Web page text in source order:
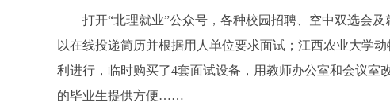
打开“北理就业”公众号，各种校园招聘、空中双选会及
以在线投递简历并根据用人单位要求面试；江西农业大学
利进行，临时购买了4套面试设备，用教师办公室和会议室
的毕业生提供方便……